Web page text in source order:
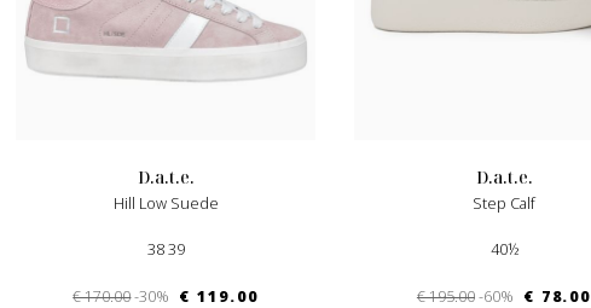
d.a.t.e.
Hill Low Suede
38 39
€ 170.00-30% € 119.00
d.a.t.e.
Step Calf
40½
€ 195.00-60% € 78.00